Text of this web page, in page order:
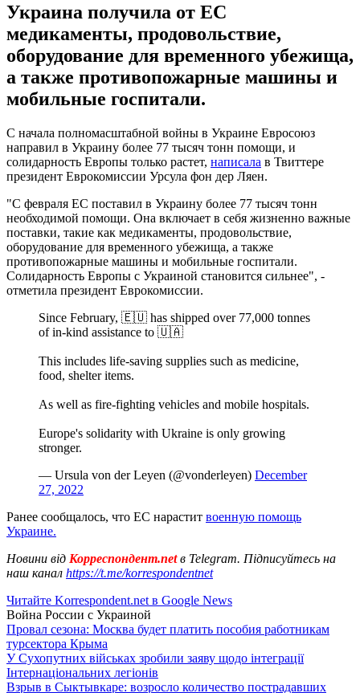
Украина получила от ЕС
медикаменты, продовольствие,
оборудование для временного убежища,
а также противопожарные машины и
мобильные госпитали.
С начала полномасштабной войны в Украине Евросоюз
направил в Украину более 77 тысяч тонн помощи, и
солидарность Европы только растет, написала в Твиттере
президент Еврокомиссии Урсула фон дер Ляен.
"С февраля ЕС поставил в Украину более 77 тысяч тонн
необходимой помощи. Она включает в себя жизненно важные
поставки, такие как медикаменты, продовольствие,
оборудование для временного убежища, а также
противопожарные машины и мобильные госпитали.
Солидарность Европы с Украиной становится сильнее", -
отметила президент Еврокомиссии.
Since February, 🇪🇺 has shipped over 77,000 tonnes
of in-kind assistance to 🇺🇦
This includes life-saving supplies such as medicine,
food, shelter items.
As well as fire-fighting vehicles and mobile hospitals.
Europe's solidarity with Ukraine is only growing
stronger.
— Ursula von der Leyen (@vonderleyen) December
27, 2022
Ранее сообщалось, что ЕС нарастит военную помощь
Украине.
Новини від Корреспондент.netв Telegram. Підписуйтесь на
наш канал https://t.me/korrespondentnet
Читайте Korrespondent.net в Google News
Война России с Украиной
Провал сезона: Москва будет платить пособия работникам
турсектора Крыма
У Сухопутних військах зробили заяву щодо інтеграції
Інтернаціональних легіонів
Взрыв в Сыктывкаре: возросло количество пострадавших